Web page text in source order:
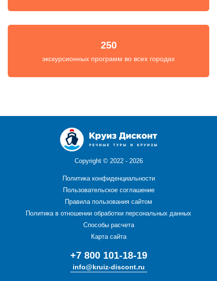
250
экскурсионных программ во всех городах
Copyright © 2022 - 2026
Политика конфиденциальности
Пользовательское соглашение
Правила пользования сайтом
Политика в отношении обработки персональных данных
Способы расчета
Карта сайта
+7 800 101-18-19
info@kruiz-discont.ru